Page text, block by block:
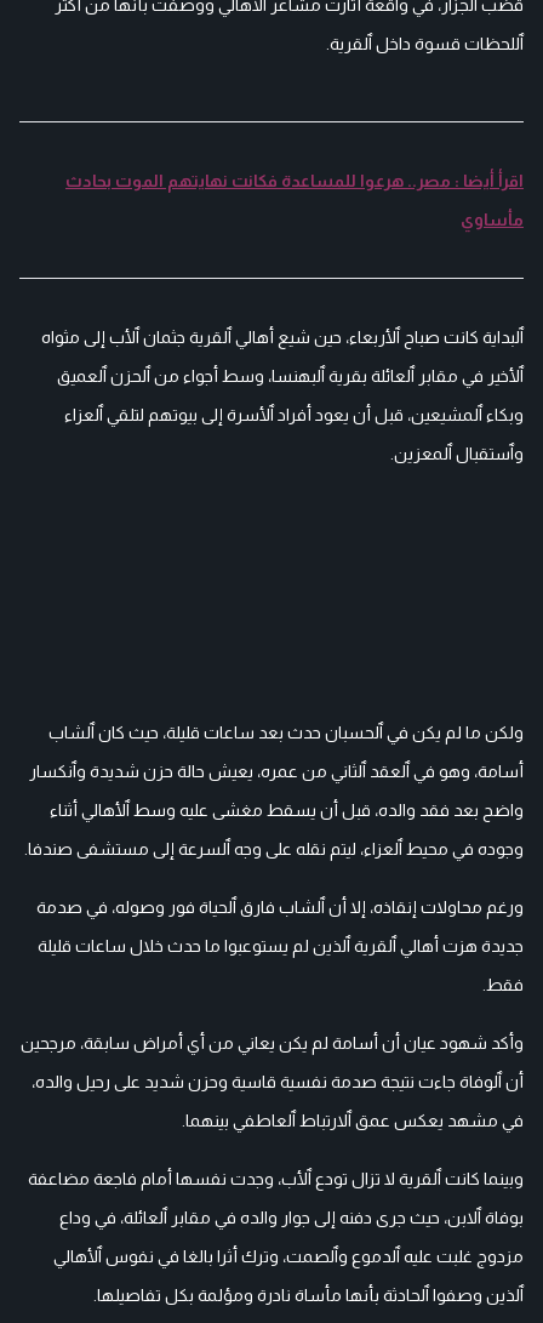
قضب ٱلجزار، في واقعة أثارت مشاعر ٱلأهالي ووصفت بأنها من أكثر
ٱللحظات قسوة داخل ٱلقرية.
اقرأ أيضا : مصر.. هرعوا للمساعدة فكانت نهايتهم الموت بحادث
مأساوي
ٱلبداية كانت صباح ٱلأربعاء، حين شيع أهالي ٱلقرية جثمان ٱلأب إلى مثواه
ٱلأخير في مقابر ٱلعائلة بقرية ٱلبهنسا، وسط أجواء من ٱلحزن ٱلعميق
وبكاء ٱلمشيعين، قبل أن يعود أفراد ٱلأسرة إلى بيوتهم لتلقي ٱلعزاء
وٱستقبال ٱلمعزين.
ولكن ما لم يكن في ٱلحسبان حدث بعد ساعات قليلة، حيث كان ٱلشاب
أسامة، وهو في ٱلعقد ٱلثاني من عمره، يعيش حالة حزن شديدة وٱنكسار
واضح بعد فقد والده، قبل أن يسقط مغشى عليه وسط ٱلأهالي أثناء
وجوده في محيط ٱلعزاء، ليتم نقله على وجه ٱلسرعة إلى مستشفى صندفا.
ورغم محاولات إنقاذه، إلا أن ٱلشاب فارق ٱلحياة فور وصوله، في صدمة
جديدة هزت أهالي ٱلقرية ٱلذين لم يستوعبوا ما حدث خلال ساعات قليلة
فقط.
وأكد شهود عيان أن أسامة لم يكن يعاني من أي أمراض سابقة، مرجحين
أن ٱلوفاة جاءت نتيجة صدمة نفسية قاسية وحزن شديد على رحيل والده،
في مشهد يعكس عمق ٱلارتباط ٱلعاطفي بينهما.
وبينما كانت ٱلقرية لا تزال تودع ٱلأب، وجدت نفسها أمام فاجعة مضاعفة
بوفاة ٱلابن، حيث جرى دفنه إلى جوار والده في مقابر ٱلعائلة، في وداع
مزدوج غلبت عليه ٱلدموع وٱلصمت، وترك أثرا بالغا في نفوس ٱلأهالي
ٱلذين وصفوا ٱلحادثة بأنها مأساة نادرة ومؤلمة بكل تفاصيلها.